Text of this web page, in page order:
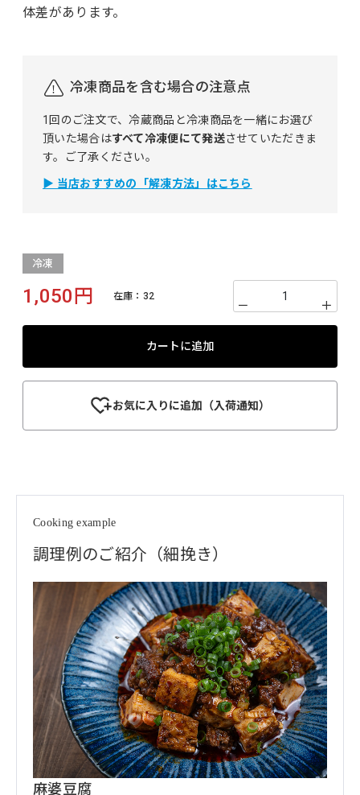
体差があります。
冷凍商品を含む場合の注意点
1回のご注文で、冷蔵商品と冷凍商品を一緒にお選び
頂いた場合はすべて冷凍便にて発送させていただきま
す。ご了承ください。
▶ 当店おすすめの「解凍方法」はこちら
冷凍
1,050円 在庫： 32
＋
－
カートに追加
お気に入りに追加（入荷通知）
Cooking example
調理例のご紹介（細挽き）
麻婆豆腐